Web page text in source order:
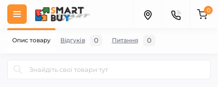
0
Опис товару Відгуків 0 Питання 0